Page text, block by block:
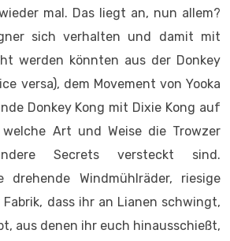
mal. Das liegt an, nun allem?
sich verhalten und damit mit
werden könnten aus der Donkey
versa), dem Movement von Yooka
Donkey Kong mit Dixie Kong auf
Art und Weise die Trowzer
Secrets versteckt sind.
drehende Windmühlräder, riesige
dass ihr an Lianen schwingt,
aus denen ihr euch hinausschießt,